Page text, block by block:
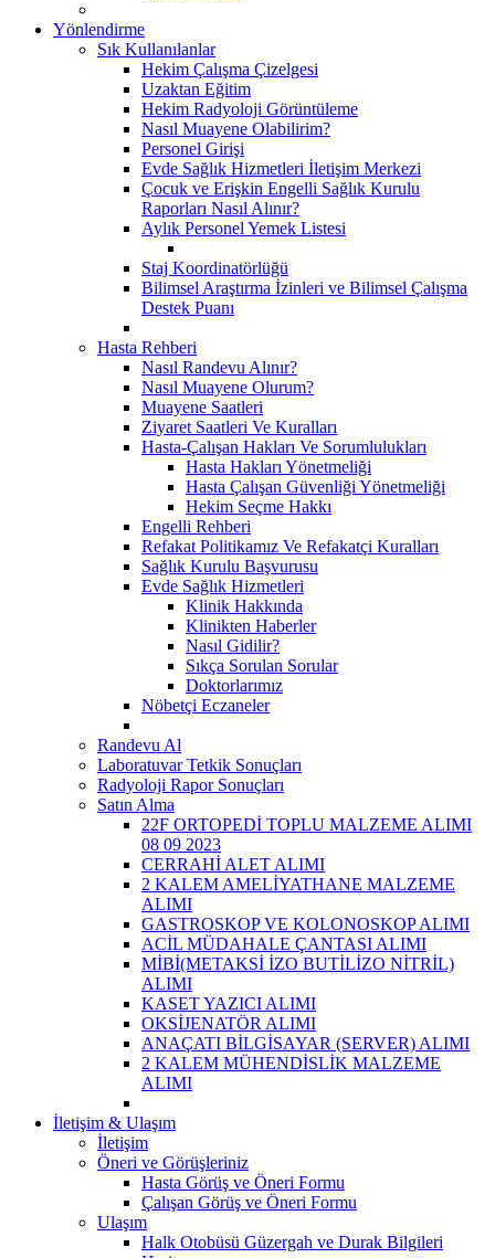
Yönlendirme
Sık Kullanılanlar
Hekim Çalışma Çizelgesi
Uzaktan Eğitim
Hekim Radyoloji Görüntüleme
Nasıl Muayene Olabilirim?
Personel Girişi
Evde Sağlık Hizmetleri İletişim Merkezi
Çocuk ve Erişkin Engelli Sağlık Kurulu
Raporları Nasıl Alınır?
Aylık Personel Yemek Listesi
Staj Koordinatörlüğü
Bilimsel Araştırma İzinleri ve Bilimsel Çalışma
Destek Puanı
Hasta Rehberi
Nasıl Randevu Alınır?
Nasıl Muayene Olurum?
Muayene Saatleri
Ziyaret Saatleri Ve Kuralları
Hasta-Çalışan Hakları Ve Sorumlulukları
Hasta Hakları Yönetmeliği
Hasta Çalışan Güvenliği Yönetmeliği
Hekim Seçme Hakkı
Engelli Rehberi
Refakat Politikamız Ve Refakatçi Kuralları
Sağlık Kurulu Başvurusu
Evde Sağlık Hizmetleri
Klinik Hakkında
Klinikten Haberler
Nasıl Gidilir?
Sıkça Sorulan Sorular
Doktorlarımız
Nöbetçi Eczaneler
Randevu Al
Laboratuvar Tetkik Sonuçları
Radyoloji Rapor Sonuçları
Satın Alma
22F ORTOPEDİ TOPLU MALZEME ALIMI
08 09 2023
CERRAHİ ALET ALIMI
2 KALEM AMELİYATHANE MALZEME
ALIMI
GASTROSKOP VE KOLONOSKOP ALIMI
ACİL MÜDAHALE ÇANTASI ALIMI
MİBİ(METAKSİ İZO BUTİLİZO NİTRİL)
ALIMI
KASET YAZICI ALIMI
OKSİJENATÖR ALIMI
ANAÇATI BİLGİSAYAR (SERVER) ALIMI
2 KALEM MÜHENDİSLİK MALZEME
ALIMI
İletişim & Ulaşım
İletişim
Öneri ve Görüşleriniz
Hasta Görüş ve Öneri Formu
Çalışan Görüş ve Öneri Formu
Ulaşım
Halk Otobüsü Güzergah ve Durak Bilgileri